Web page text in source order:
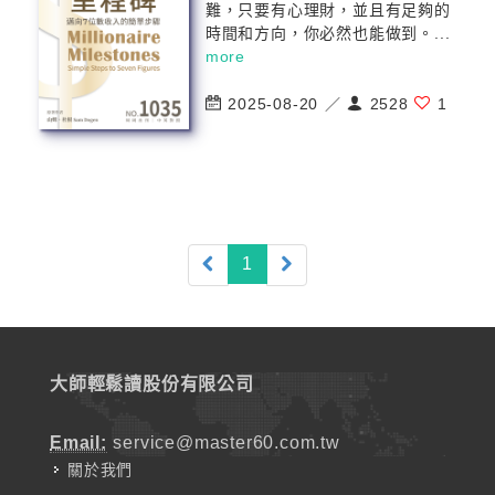
難，只要有心理財，並且有足夠的
時間和方向，你必然也能做到。...
more
2025-08-20 ／ 2528 1
1 (current)
大師輕鬆讀股份有限公司
Email: service@master60.com.tw
關於我們